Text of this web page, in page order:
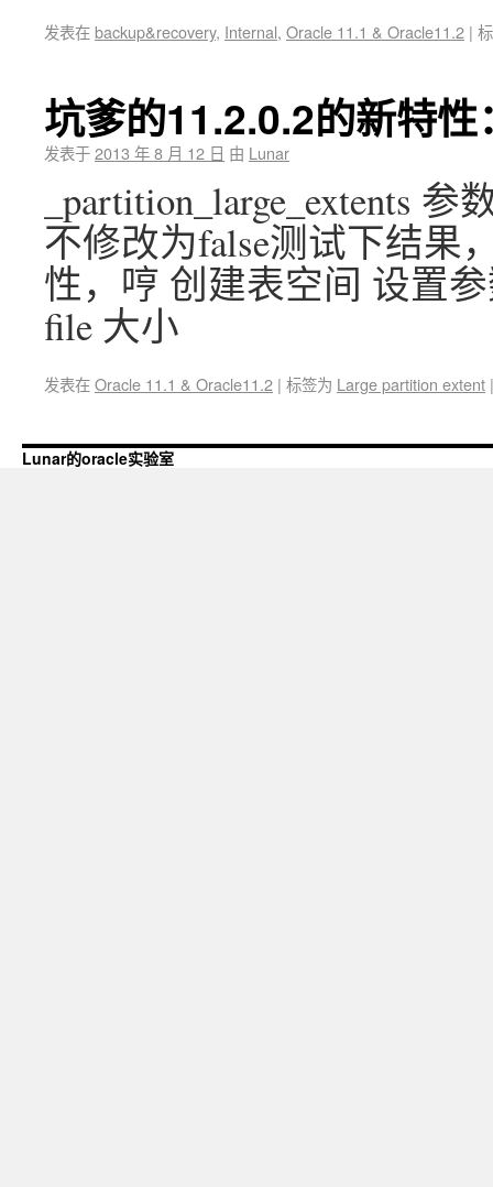
发表在backup&recovery, Internal, Oracle 11.1 & Oracle11.2 |
坑爹的11.2.0.2的新特
发表于2013 年 8 月 12 日 由 Lunar
_partition_large_extents
不修改为false测试下结果
性，哼 创建表空间 设置
file 大小
发表在Oracle 11.1 & Oracle11.2 | 标签为 Large partition extent |
Lunar的oracle实验室